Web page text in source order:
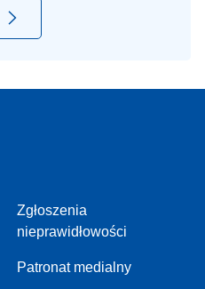
Zgłoszenia
nieprawidłowości
Patronat medialny